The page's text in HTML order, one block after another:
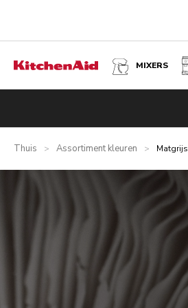
MIXERS
Thuis > Assortiment kleuren > Matgrijs